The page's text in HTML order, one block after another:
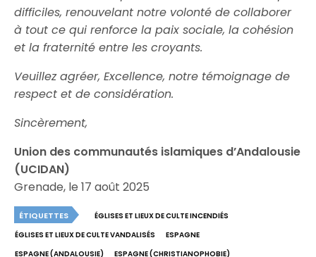
difficiles, renouvelant notre volonté de collaborer
à tout ce qui renforce la paix sociale, la cohésion
et la fraternité entre les croyants.
Veuillez agréer, Excellence, notre témoignage de
respect et de considération.
Sincèrement,
Union des communautés islamiques d’Andalousie
(UCIDAN)
Grenade, le 17 août 2025
ÉTIQUETTES
ÉGLISES ET LIEUX DE CULTE INCENDIÉS
ÉGLISES ET LIEUX DE CULTE VANDALISÉS
ESPAGNE
ESPAGNE (ANDALOUSIE)
ESPAGNE (CHRISTIANOPHOBIE)